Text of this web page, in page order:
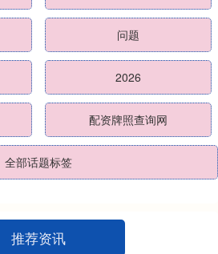
问题
2026
配资牌照查询网
全部话题标签
推荐资讯